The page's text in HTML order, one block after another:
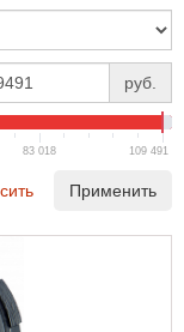
руб.
83 018 109 491
Применить